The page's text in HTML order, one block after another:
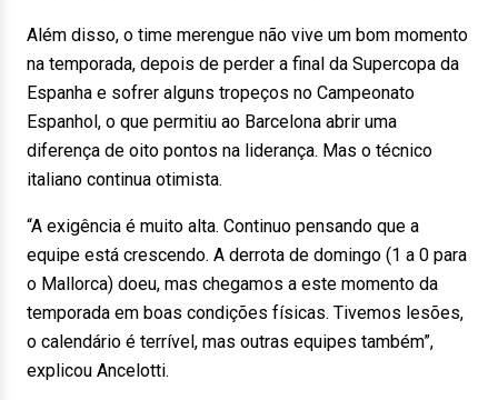
Além disso, o time merengue não vive um bom momento
na temporada, depois de perder a final da Supercopa da
Espanha e sofrer alguns tropeços no Campeonato
Espanhol, o que permitiu ao Barcelona abrir uma
diferença de oito pontos na liderança. Mas o técnico
italiano continua otimista.
“A exigência é muito alta. Continuo pensando que a
equipe está crescendo. A derrota de domingo (1 a 0 para
o Mallorca) doeu, mas chegamos a este momento da
temporada em boas condições físicas. Tivemos lesões,
o calendário é terrível, mas outras equipes também”,
explicou Ancelotti.